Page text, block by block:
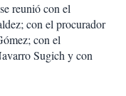
reunió con el
con el procurador
con el
Sugich y con